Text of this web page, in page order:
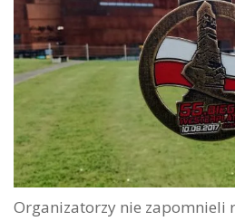
Organizatorzy nie zapomnieli